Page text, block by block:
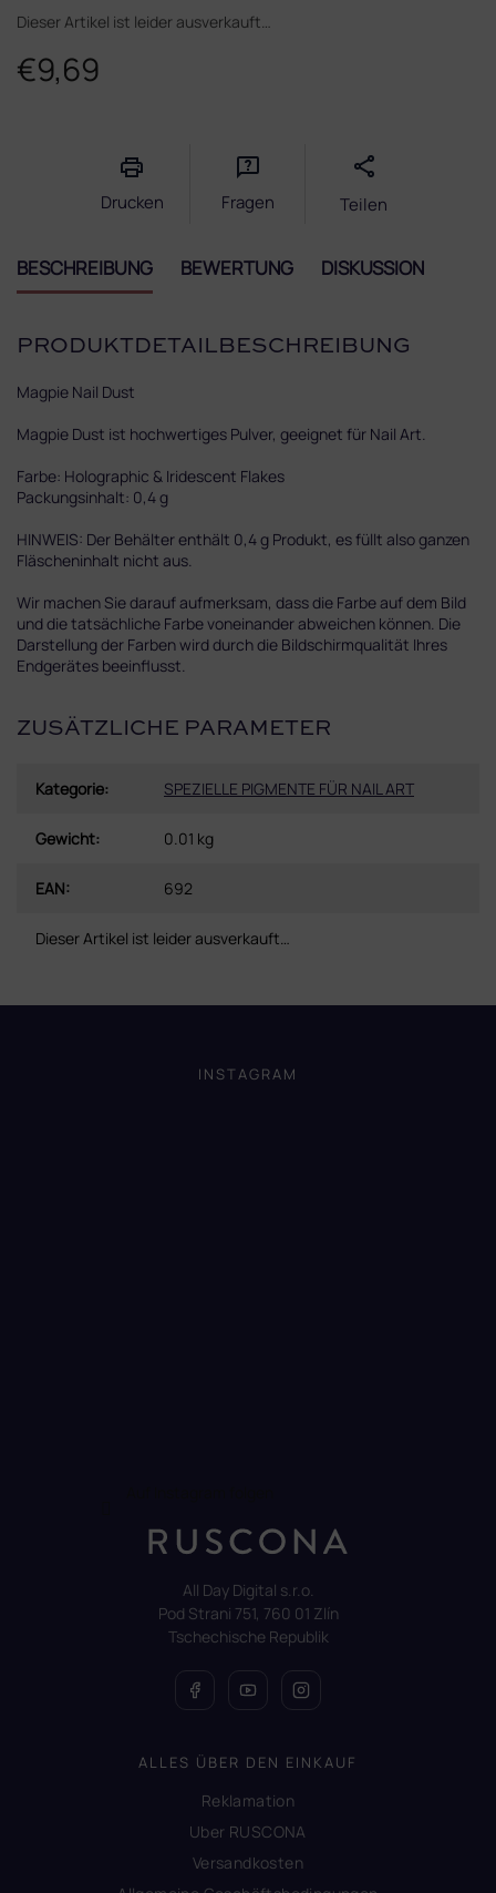
€9,69
Dieser Artikel ist leider ausverkauft…
Drucken Fragen Teilen
BESCHREIBUNG BEWERTUNG DISKUSSION
PRODUKTDETAILBESCHREIBUNG
Magpie Nail Dust
Magpie Dust ist hochwertiges Pulver, geeignet für Nail Art.
Farbe: Holographic & Iridescent Flakes
Packungsinhalt: 0,4 g
HINWEIS: Der Behälter enthält 0,4 g Produkt, es füllt also ganzen
Fläscheninhalt nicht aus.
Wir machen Sie darauf aufmerksam, dass die Farbe auf dem Bild
und die tatsächliche Farbe voneinander abweichen können. Die
Darstellung der Farben wird durch die Bildschirmqualität Ihres
Endgerätes beeinflusst.
ZUSÄTZLICHE PARAMETER
Kategorie: SPEZIELLE PIGMENTE FÜR NAIL ART
Gewicht: 0.01 kg
EAN: 692
Dieser Artikel ist leider ausverkauft…
INSTAGRAM
All Day Digital s.r.o.
Pod Strani 751, 760 01 Zlín
Tschechische Republik
ALLES ÜBER DEN EINKAUF
Reklamation
Uber RUSCONA
Versandkosten